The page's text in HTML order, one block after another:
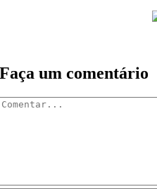
Faça um comentário